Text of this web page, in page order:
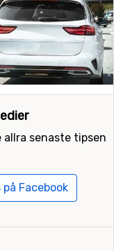
allra senaste tipsen
Facebook